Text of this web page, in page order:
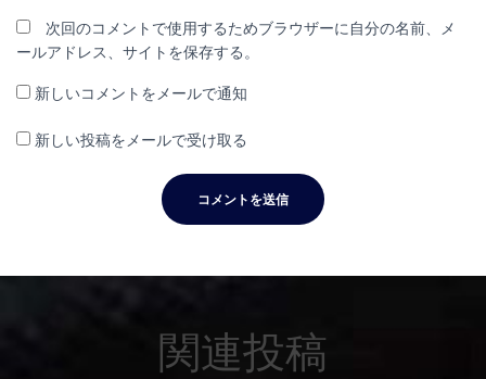
次回のコメントで使用するためブラウザーに自分の名前、メ
ールアドレス、サイトを保存する。
新しいコメントをメールで通知
新しい投稿をメールで受け取る
関連投稿